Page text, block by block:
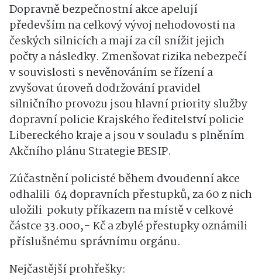
Dopravně bezpečnostní akce apelují
především na celkový vývoj nehodovosti na
českých silnicích a mají za cíl snížit jejich
počty a následky. Zmenšovat rizika nebezpečí
v souvislosti s nevěnováním se řízení a
zvyšovat úroveň dodržování pravidel
silničního provozu jsou hlavní priority služby
dopravní policie Krajského ředitelství policie
Libereckého kraje a jsou v souladu s plněním
Akčního plánu Strategie BESIP.
Zúčastnění policisté během dvoudenní akce
odhalili 64 dopravních přestupků, za 60 z nich
uložili pokuty příkazem na místě v celkové
částce 33.000,- Kč a zbylé přestupky oznámili
příslušnému správnímu orgánu.
Nejčastější prohřešky: